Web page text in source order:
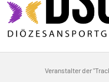
Veranstalter der